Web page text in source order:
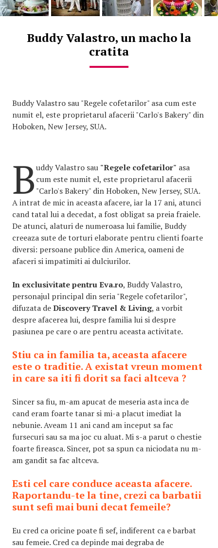
Buddy Valastro, un macho la
cratita
Buddy Valastro sau "Regele cofetarilor" asa cum este
numit el, este proprietarul afacerii "Carlo's Bakery" din
Hoboken, New Jersey, SUA.
Buddy Valastro sau "Regele cofetarilor" asa
cum este numit el, este proprietarul afacerii
"Carlo's Bakery" din Hoboken, New Jersey, SUA.
A intrat de mic in aceasta afacere, iar la 17 ani, atunci
cand tatal lui a decedat, a fost obligat sa preia fraiele.
De atunci, alaturi de numeroasa lui familie, Buddy
creeaza sute de torturi elaborate pentru clienti foarte
diversi: persoane publice din America, oameni de
afaceri si impatimiti ai dulciurilor.
In exclusivitate pentru Eva.ro, Buddy Valastro,
personajul principal din seria "Regele cofetarilor",
difuzata deDiscovery Travel & Living, a vorbit
despre afacerea lui, despre familia lui si despre
pasiunea pe care o are pentru aceasta activitate.
Stiu ca in familia ta, aceasta afacere
este o traditie. A existat vreun moment
in care sa iti fi dorit sa faci altceva ?
Sincer sa fiu, m-am apucat de meseria asta inca de
cand eram foarte tanar si mi-a placut imediat la
nebunie. Aveam 11 ani cand am inceput sa fac
fursecuri sau sa ma joc cu aluat. Mi s-a parut o chestie
foarte fireasca. Sincer, pot sa spun ca niciodata nu m-
am gandit sa fac altceva.
Esti cel care conduce aceasta afacere.
Raportandu-te la tine, crezi ca barbatii
sunt sefi mai buni decat femeile?
Eu cred ca oricine poate fi sef, indiferent ca e barbat
sau femeie. Cred ca depinde mai degraba de